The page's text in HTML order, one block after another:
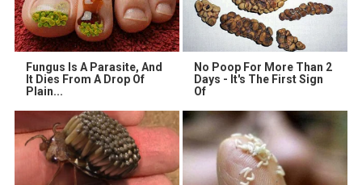
Fungus Is A Parasite, And
It Dies From A Drop Of
Plain...
No Poop For More Than 2
Days - It's The First Sign
Of